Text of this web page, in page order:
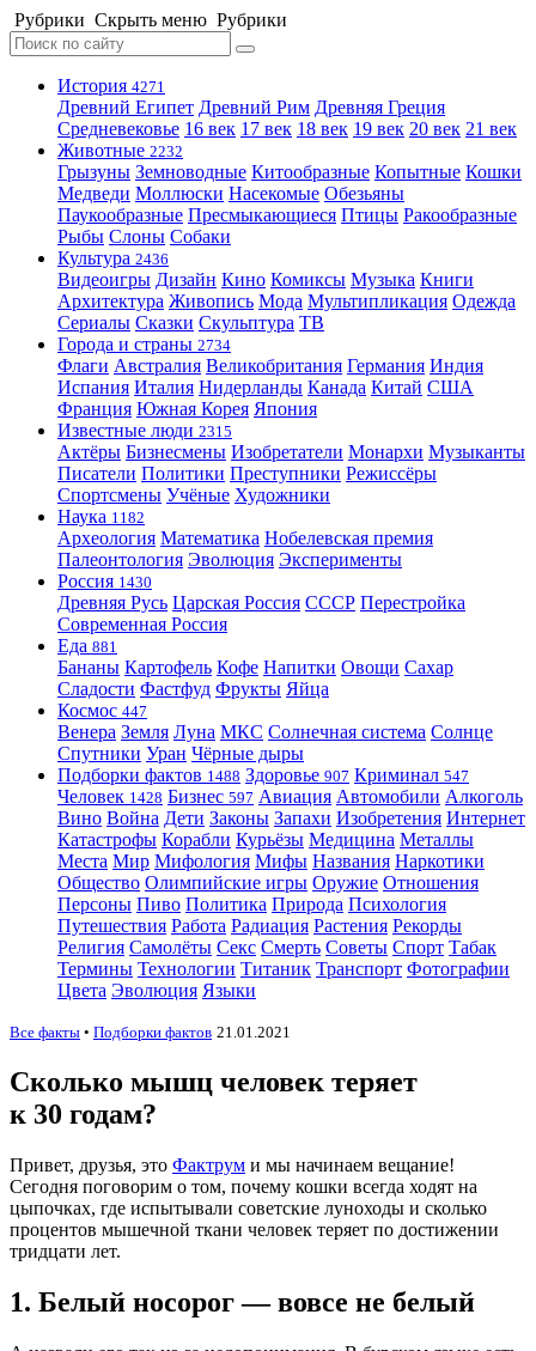
Рубрики Скрыть меню Рубрики
История 4271
Древний Египет Древний Рим Древняя Греция
Средневековье 16 век 17 век 18 век 19 век 20 век 21 век
Животные 2232
Грызуны Земноводные Китообразные Копытные Кошки
Медведи Моллюски Насекомые Обезьяны
Паукообразные Пресмыкающиеся Птицы Ракообразные
Рыбы Слоны Собаки
Культура 2436
Видеоигры Дизайн Кино Комиксы Музыка Книги
Архитектура Живопись Мода Мультипликация Одежда
Сериалы Сказки Скульптура ТВ
Города и страны 2734
Флаги Австралия Великобритания Германия Индия
Испания Италия Нидерланды Канада Китай США
Франция Южная Корея Япония
Известные люди 2315
Актёры Бизнесмены Изобретатели Монархи Музыканты
Писатели Политики Преступники Режиссёры
Спортсмены Учёные Художники
Наука 1182
Археология Математика Нобелевская премия
Палеонтология Эволюция Эксперименты
Россия 1430
Древняя Русь Царская Россия СССР Перестройка
Современная Россия
Еда 881
Бананы Картофель Кофе Напитки Овощи Сахар
Сладости Фастфуд Фрукты Яйца
Космос 447
Венера Земля Луна МКС Солнечная система Солнце
Спутники Уран Чёрные дыры
Подборки фактов 1488 Здоровье 907 Криминал 547
Человек 1428 Бизнес 597 Авиация Автомобили Алкоголь
Вино Война Дети Законы Запахи Изобретения Интернет
Катастрофы Корабли Курьёзы Медицина Металлы
Места Мир Мифология Мифы Названия Наркотики
Общество Олимпийские игры Оружие Отношения
Персоны Пиво Политика Природа Психология
Путешествия Работа Радиация Растения Рекорды
Религия Самолёты Секс Смерть Советы Спорт Табак
Термины Технологии Титаник Транспорт Фотографии
Цвета Эволюция Языки
Все факты • Подборки фактов 21.01.2021
Сколько мышц человек теряет
к 30 годам?
Привет, друзья, это Фактрум и мы начинаем вещание!
Сегодня поговорим о том, почему кошки всегда ходят на
цыпочках, где испытывали советские луноходы и сколько
процентов мышечной ткани человек теряет по достижении
тридцати лет.
1. Белый носорог — вовсе не белый